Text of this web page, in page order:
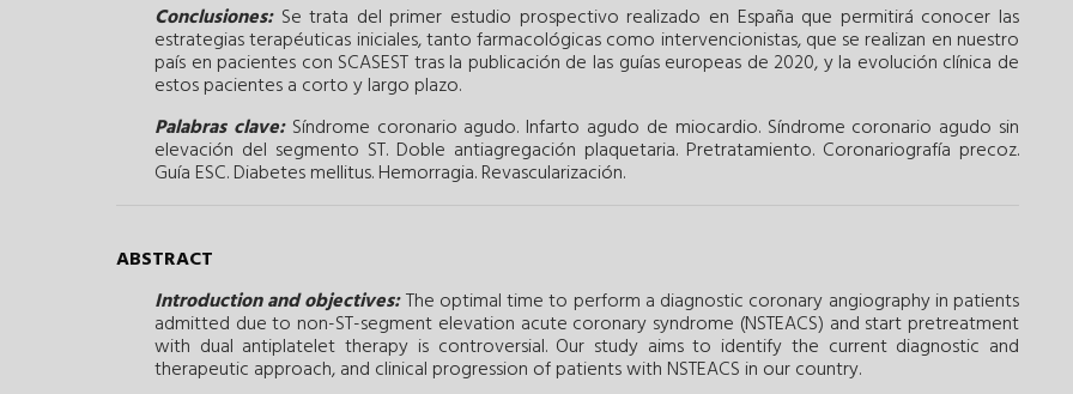
Conclusiones:Se trata del primer estudio prospectivo realizado en España que permitirá conocer las
estrategias terapéuticas iniciales, tanto farmacológicas como intervencionistas, que se realizan en nuestro
país en pacientes con SCASEST tras la publicación de las guías europeas de 2020, y la evolución clínica de
estos pacientes a corto y largo plazo.
Palabras clave: Síndrome coronario agudo. Infarto agudo de miocardio. Síndrome coronario agudo sin
elevación del segmento ST. Doble antiagregación plaquetaria. Pretratamiento. Coronariografía precoz.
Guía ESC.Diabetes mellitus.Hemorragia.Revascularización.
ABSTRACT
Introduction and objectives:The optimal time to perform a diagnostic coronary angiography in patients
admitted due to non-ST-segment elevation acute coronary syndrome (NSTEACS) and start pretreatment
with dual antiplatelet therapy is controversial. Our study aims to identify the current diagnostic and
therapeutic approach, and clinical progression of patients with NSTEACS in our country.